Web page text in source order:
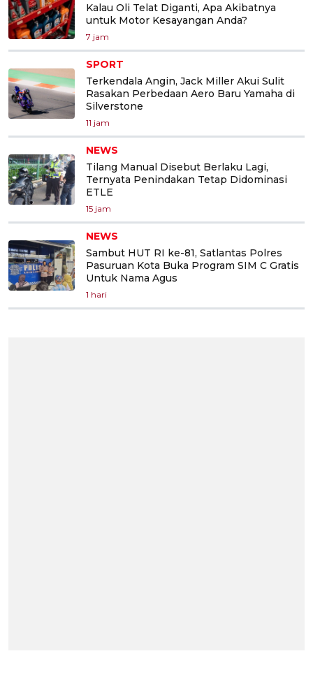
Kalau Oli Telat Diganti, Apa Akibatnya
untuk Motor Kesayangan Anda?
7 jam
SPORT
Terkendala Angin, Jack Miller Akui Sulit
Rasakan Perbedaan Aero Baru Yamaha di
Silverstone
11 jam
NEWS
Tilang Manual Disebut Berlaku Lagi,
Ternyata Penindakan Tetap Didominasi
ETLE
15 jam
NEWS
Sambut HUT RI ke-81, Satlantas Polres
Pasuruan Kota Buka Program SIM C Gratis
Untuk Nama Agus
1 hari